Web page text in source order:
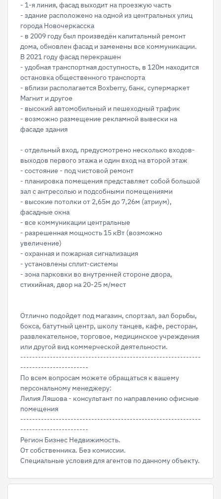
- 1-я линия, фасад выходит на проезжую часть
- здание расположено на одной из центральных улиц
города Новочеркасска
- в 2009 году был произведён капитальный ремонт
дома, обновлен фасад и заменены все коммуникации.
В 2021 году фасад перекрашен
- удобная транспортная доступность, в 120м находится
остановка общественного транспорта
- вблизи располагается Boxberry, банк, супермаркет
Магнит и другое
- высокий автомобильный и пешеходный трафик
- возможно размещение рекламной вывески на
фасаде здания
- отдельный вход, предусмотрено несколько входов-
выходов первого этажа и один вход на второй этаж
- состояние - под чистовой ремонт
- планировка помещения представляет собой большой
зал с антресолью и подсобными помещениями
- высокие потолки от 2,65м до 7,26м (атриум),
фасадные окна
- все коммуникации центральные
- разрешенная мощность 15 кВт (возможно
увеличение)
- охранная и пожарная сигнализация
- установлены сплит-системы
- зона парковки во внутренней стороне двора,
стихийная, двор на 20-25 м/мест
Отлично подойдет под магазин, спортзал, зал борьбы,
бокса, батутный центр, школу танцев, кафе, ресторан,
развлекательное, торговое, медицинское учреждения
или другой вид коммерческой деятельности.
-------------------------------------------------------------
-----------------------
По всем вопросам можете обращаться к вашему
персональному менеджеру:
Лилия Ляшова - консультант по направлению офисные
помещения
-------------------------------------------------------------
-----------------------
Регион Бизнес Недвижимость.
От собственника. Без комиссии.
Специальные условия для агентов по данному объекту.